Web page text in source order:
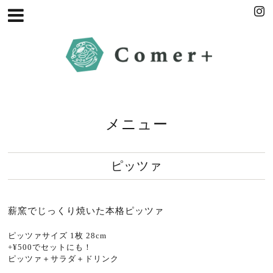
メニュー
ピッツァ
薪窯でじっくり焼いた本格ピッツァ
ピッツァサイズ 1枚 28cm
+¥500でセットにも！
ピッツァ＋サラダ＋ドリンク